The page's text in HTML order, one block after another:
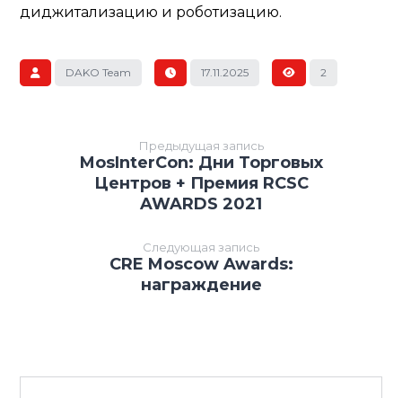
диджитализацию и роботизацию.
DAKO Team 17.11.2025 2
Предыдущая запись
MosInterCon: Дни Торговых
Центров + Премия RCSC
AWARDS 2021
Следующая запись
CRE Moscow Awards:
награждение